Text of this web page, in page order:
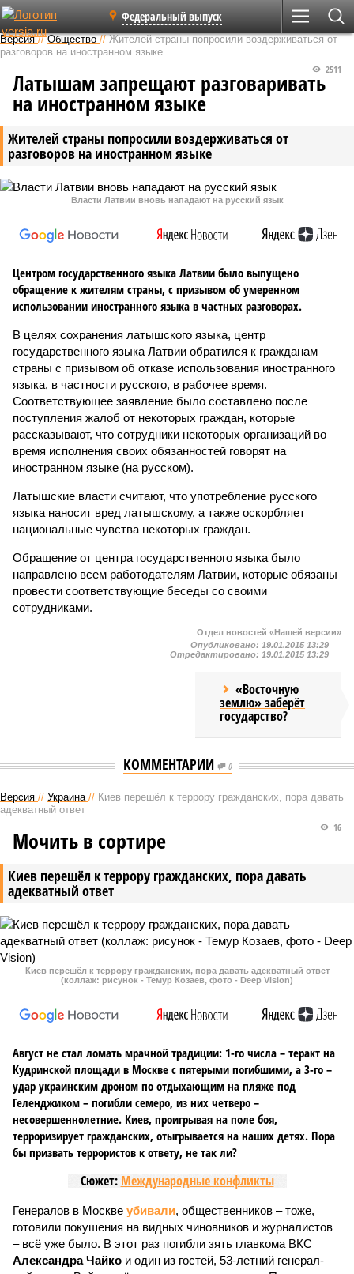
Федеральный выпуск
Версия //Общество //Жителей страны попросили воздерживаться от
разговоров на иностранном языке
Жителей страны попросили воздерживаться от
разговоров на иностранном языке
2511
Латышам запрещают разговаривать
на иностранном языке
Власти Латвии вновь нападают на русский язык
Центром государственного языка Латвии было выпущено
обращение к жителям страны, с призывом об умеренном
использовании иностранного языка в частных разговорах.
В целях сохранения латышского языка, центр
государственного языка Латвии обратился к гражданам
страны с призывом об отказе использования иностранного
языка, в частности русского, в рабочее время.
Соответствующее заявление было составлено после
поступления жалоб от некоторых граждан, которые
рассказывают, что сотрудники некоторых организаций во
время исполнения своих обязанностей говорят на
иностранном языке (на русском).
Латышские власти считают, что употребление русского
языка наносит вред латышскому, а также оскорбляет
национальные чувства некоторых граждан.
Обращение от центра государственного языка было
направлено всем работодателям Латвии, которые обязаны
провести соответствующие беседы со своими
сотрудниками.
Отдел новостей «Нашей версии»
Опубликовано: 19.01.2015 13:29
Отредактировано: 19.01.2015 13:29
«Восточную
землю» заберёт
государство?
КОММЕНТАРИИ 0
Версия // Украина // Киев перешёл к террору гражданских, пора давать
адекватный ответ
Киев перешёл к террору гражданских, пора давать
адекватный ответ
16
Мочить в сортире
Киев перешёл к террору гражданских, пора давать адекватный ответ
(коллаж: рисунок - Темур Козаев, фото - Deep Vision)
Август не стал ломать мрачной традиции: 1-го числа – теракт на
Кудринской площади в Москве с пятерыми погибшими, а 3-го –
удар украинским дроном по отдыхающим на пляже под
Геленджиком – погибли семеро, из них четверо –
несовершеннолетние. Киев, проигрывая на поле боя,
терроризирует гражданских, отыгрывается на наших детях. Пора
бы призвать террористов к ответу, не так ли?
Сюжет: Международные конфликты
Генералов в Москве убивали, общественников – тоже,
готовили покушения на видных чиновников и журналистов
– всё уже было. В этот раз погибли зять главкома ВКС
Александра Чайко и один из гостей, 53-летний генерал-